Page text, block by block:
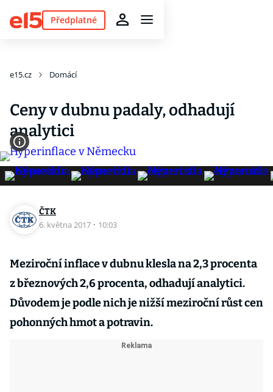
Předplatné
e15.cz Domácí
Ceny v dubnu padaly, odhadují
analytici
ČTK
6. května 2017 · 10:03
Meziroční inflace v dubnu klesla na 2,3 procenta
z březnových 2,6 procenta, odhadují analytici.
Důvodem je podle nich je nižší meziroční růst cen
pohonných hmot a potravin.